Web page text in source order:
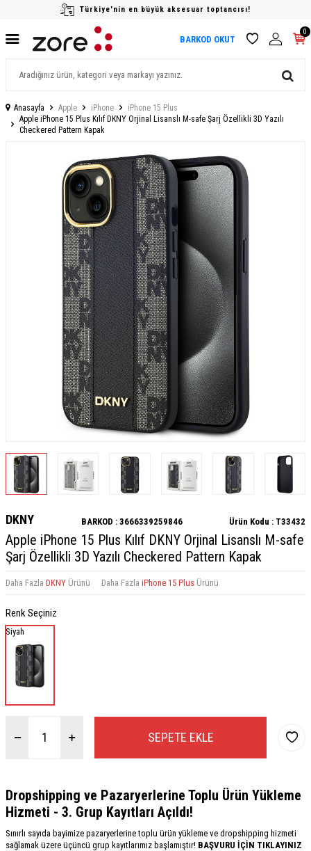
Türkiye'nin en büyük aksesuar toptancısı!
BARKOD OKUT
0
Anasayfa Apple iPhone
iPhone 15 Plus
Apple iPhone 15 Plus Kılıf DKNY Orjinal Lisanslı M-safe Şarj Özellikli 3D Yazılı
Checkered Pattern Kapak
DKNY BARKOD : 3666339259846 Ürün Kodu : T33432
Apple iPhone 15 Plus Kılıf DKNY Orjinal Lisanslı M-safe
Şarj Özellikli 3D Yazılı Checkered Pattern Kapak
Daha Fazla DKNY Ürünü Daha Fazla iPhone 15 Plus Ürünü
Renk Seçiniz
Siyah
SEPETE EKLE
Dropshipping ve Pazaryerlerine Toplu Ürün Yükleme
Hizmeti - 3. Grup Kayıtları Açıldı!
Sınırlı sayıda bayimize pazaryerlerine toplu ürün yükleme ve dropshipping hizmeti
sağlamak üzere üçüncü grup kayıtlarımız başlamıştır! BAŞVURU İÇİN TIKLAYINIZ